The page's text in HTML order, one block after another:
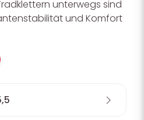
unterwegs sind
und Komfort